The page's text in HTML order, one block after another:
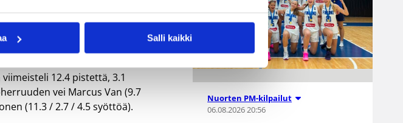
Salli kaikki
A:n toiseksi sijoittunut
paras kolmesta -
voitti kauden otteluista vain
12.4 pistettä, 3.1
vei Marcus Van (9.7
(11.3 / 2.7 / 4.5 syöttöä).
Nuorten PM-kilpailut
06.08.2026 20:56